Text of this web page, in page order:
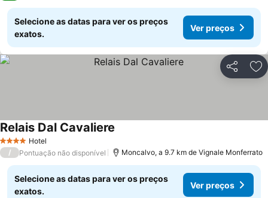
Selecione as datas para ver os preços
exatos.
Ver preços
Partilhar
4 EstrelasHotel
Relais Dal Cavaliere
/ Pontuação não disponível Moncalvo, a 9.7 km de Vignale Monferrato
Selecione as datas para ver os preços
exatos.
Ver preços